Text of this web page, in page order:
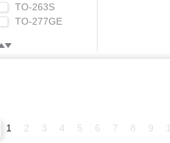
TO-263S
TO-277GE
1 2 3 4 5 6 7 8 9